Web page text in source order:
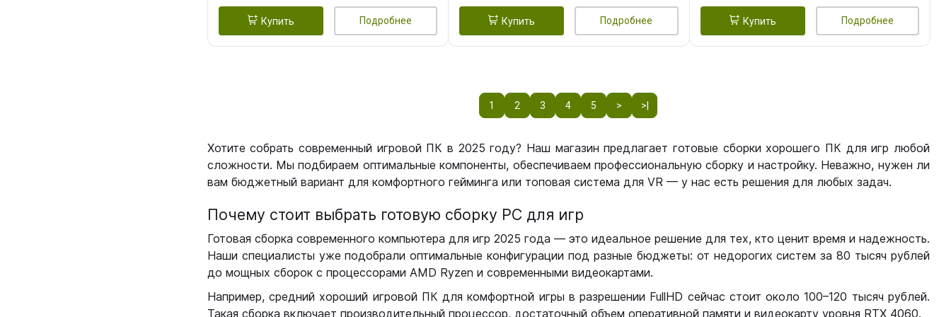
Купить Подробнее Купить Подробнее Купить Подробнее
1 2 3 4 5 > >|
Хотите собрать современный игровой ПК в 2025 году? Наш магазин предлагает готовые сборки хорошего ПК для игр любой
сложности. Мы подбираем оптимальные компоненты, обеспечиваем профессиональную сборку и настройку. Неважно, нужен ли
вам бюджетный вариант для комфортного гейминга или топовая система для VR — у нас есть решения для любых задач.
Почему стоит выбрать готовую сборку РС для игр
Готовая сборка современного компьютера для игр 2025 года — это идеальное решение для тех, кто ценит время и надежность.
Наши специалисты уже подобрали оптимальные конфигурации под разные бюджеты: от недорогих систем за 80 тысяч рублей
до мощных сборок с процессорами AMD Ryzen и современными видеокартами.
Например, средний хороший игровой ПК для комфортной игры в разрешении FullHD сейчас стоит около 100–120 тысяч рублей.
Такая сборка включает производительный процессор, достаточный объем оперативной памяти и видеокарту уровня RTX 4060.